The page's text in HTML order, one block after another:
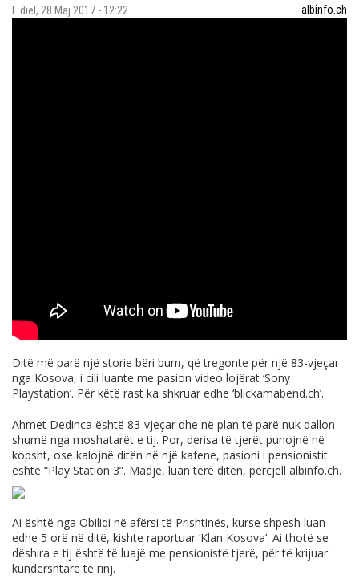
E diel, 28 Maj 2017 - 12:22 albinfo.ch
Ditë më parë një storie bëri bum, që tregonte për një 83-vjeçar
nga Kosova, i cili luante me pasion video lojërat ‘Sony
Playstation’. Për këtë rast ka shkruar edhe ‘blickamabend.ch’.
Ahmet Dedinca është 83-vjeçar dhe në plan të parë nuk dallon
shumë nga moshatarët e tij. Por, derisa të tjerët punojnë në
kopsht, ose kalojnë ditën në një kafene, pasioni i pensionistit
është “Play Station 3”. Madje, luan tërë ditën, përcjell albinfo.ch.
Ai është nga Obiliqi në afërsi të Prishtinës, kurse shpesh luan
edhe 5 orë në ditë, kishte raportuar ‘Klan Kosova’. Ai thotë se
dëshira e tij është të luajë me pensionistë tjerë, për të krijuar
kundërshtarë të rinj.